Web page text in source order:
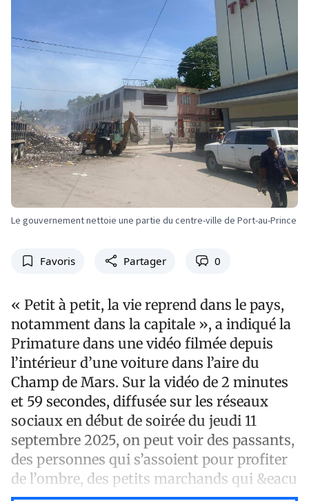
Le gouvernement nettoie une partie du centre-ville de Port-au-Prince
Favoris Partager 0
« Petit à petit, la vie reprend dans le pays,
notamment dans la capitale », a indiqué la
Primature dans une vidéo filmée depuis
l’intérieur d’une voiture dans l’aire du
Champ de Mars. Sur la vidéo de 2 minutes
et 59 secondes, diffusée sur les réseaux
sociaux en début de soirée du jeudi 11
septembre 2025, on peut voir des passants,
des personnes qui s’assoient pour profiter
de l’ombre, des petits marchands qui &eacu